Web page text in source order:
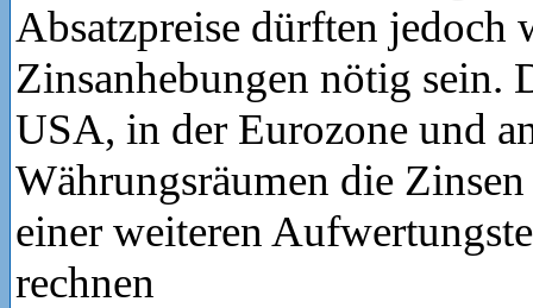
Absatzpreise dürften jedoch
Zinsanhebungen nötig sein.
USA, in der Eurozone und
Währungsräumen die
einer weiteren
rechnen